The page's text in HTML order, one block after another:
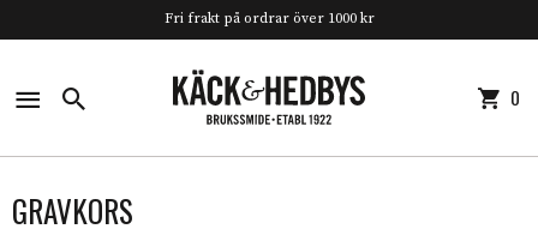
Fri frakt på ordrar över 1000 kr
0
GRAVKORS